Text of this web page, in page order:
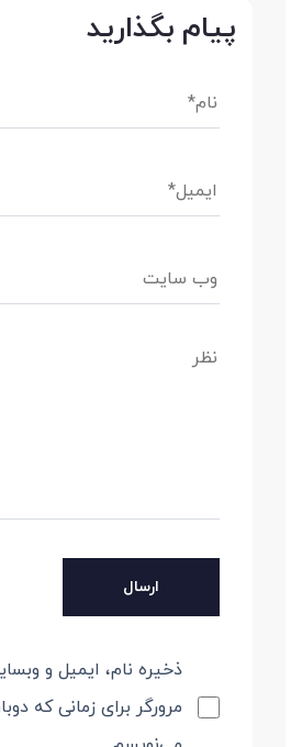
پیام بگذارید
ذخیره نام، ایمیل و
مرورگر برای زمانی که